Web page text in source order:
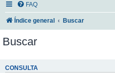
FAQ
Índice general Buscar
Buscar
CONSULTA